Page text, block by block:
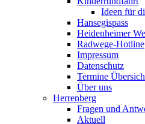
Ideen für
Hansegispass
Heidenheimer
Radwege-Hotline
Impressum
Datenschutz
Termine
Über uns
Herrenberg
Fragen und
Aktuell